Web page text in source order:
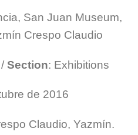
San Juan Museum,
Crespo Claudio
Section: Exhibitions
de 2016
Claudio, Yazmín.